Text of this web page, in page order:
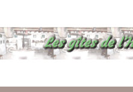
contenu